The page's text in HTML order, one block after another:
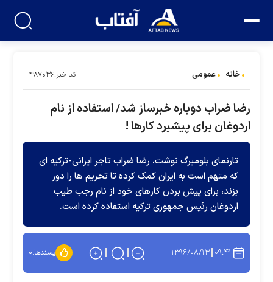
خانه عمومی کد خبر:۴۸۷۰۳۶
رضا ضراب دوباره خبرساز شد/ استفاده از نام
اردوغان برای پیشبرد کارها !
تارنمای بلومبرگ نوشت، رضا ضراب تاجر ایرانی-ترکیه ای
که متهم است به ایران کمک کرده تا تحریم ها را دور
بزند، برای پیش بردن کارهای خود از نام رجب طیب
اردوغان رئیس جمهوری ترکیه استفاده کرده است.
۰۹:۴۱ ۱۳۹۶/۰۸/۱۳ پسندها:۰